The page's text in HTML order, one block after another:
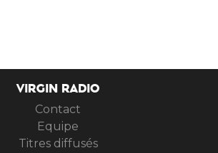
VIRGIN RADIO
Contact
Equipe
Titres diffusés